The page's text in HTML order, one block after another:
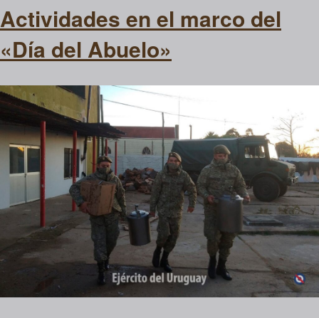
Actividades en el marco del
«Día del Abuelo»